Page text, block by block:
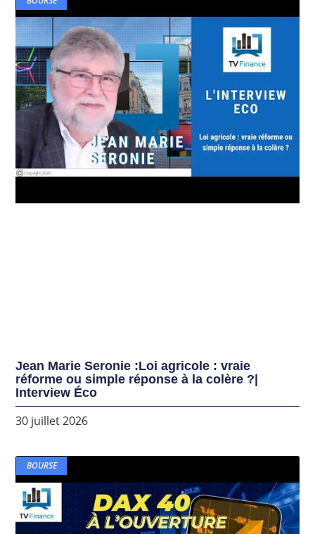
Jean Marie Seronie :Loi agricole : vraie
réforme ou simple réponse à la colère ?|
Interview Éco
30 juillet 2026
BOURSE